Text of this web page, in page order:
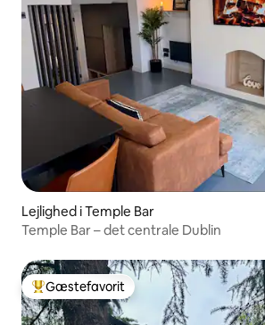
Lejlighed i Temple Bar
Temple Bar – det centrale Dublin
Bedste gæstefavorit
Gæstefavorit